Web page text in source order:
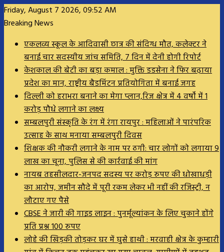
Friday, August 7 2026, 09:52 AM
Breaking News
एकलव्य स्कूल के आदिवासी छात्र की संदिग्ध मौत, कलेक्टर ने
बनाई चार सदस्यीय जांच समिति, 7 दिन में देनी होगी रिपोर्ट
केशकाल की बेटी का बड़ा कमाल : मुक्ति डडसेना ने फिर बढ़ाया
प्रदेश का मान, राष्ट्रीय बैडमिंटन प्रतियोगिता में बनाई जगह
दिल्ली को हराभरा बनाने का मेगा प्लान,रिज क्षेत्र में 4 वर्षों में 1
करोड़ पौधे लगाने का लक्ष्य
सम्बलपुरी संस्कृति के रंग में रंगा रायपुर : महिलाओं ने पारंपरिक
उत्साह के साथ मनाया सम्बलपुरी दिवस
शिक्षक की नौकरी लगाने के नाम पर ठगी: चार लोगों को लगाया 9
लाख का चूना, पुलिस से की कार्रवाई की मांग
नायब तहसीलदार-जनपद सदस्य पर करोड़ रुपए की धोखाधड़ी
का आरोप, जमीन सौदे में पूरी रकम लेकर भी नहीं की रजिस्ट्री, न
लौटाए गए पैसे
CBSE ने जारी की गाइड लाइन : पुनर्मूल्यांकन के लिए चुकाने होंगे
प्रति प्रश्न 100 रुपए
लोहे की खिड़की तोड़कर घर में घुसे हाथी : मरवाही क्षेत्र के कुम्हारी